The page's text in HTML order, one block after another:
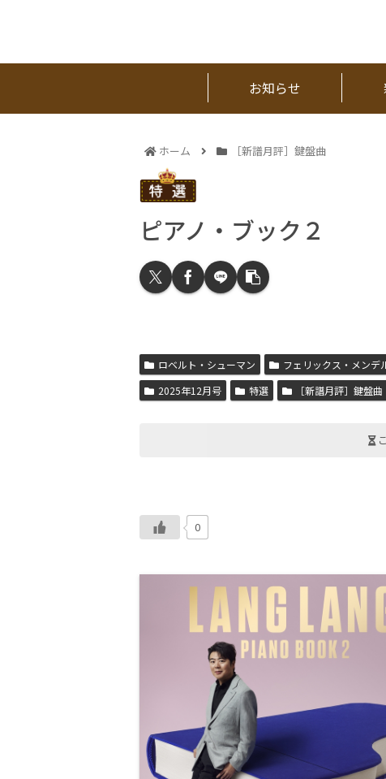
お知らせ
ホーム ［新譜月評］鍵盤曲
ピアノ・ブック２
ロベルト・シューマン フェリックス・メンデ
2025年12月号
特選 ［新譜月評］鍵盤曲
0